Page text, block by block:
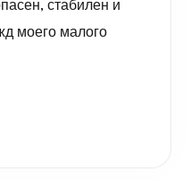
стабилен и
моего малого